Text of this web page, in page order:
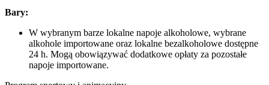
Bary:
W wybranym barze lokalne napoje alkoholowe, wybrane
alkohole importowane oraz lokalne bezalkoholowe dostępne
24 h. Mogą obowiązywać dodatkowe opłaty za pozostałe
napoje importowane.